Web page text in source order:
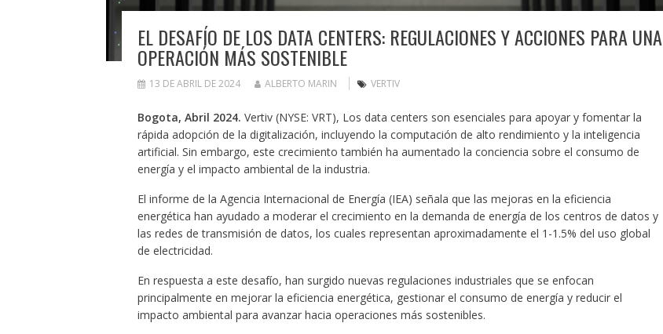
EL DESAFÍO DE LOS DATA CENTERS: REGULACIONES Y ACCIONES PARA UNA
OPERACIÓN MÁS SOSTENIBLE
13 DE ABRIL DE 2024 ALBERTO MARIN VERTIV
Bogota, Abril 2024. Vertiv (NYSE: VRT), Los data centers son esenciales para apoyar y fomentar la
rápida adopción de la digitalización, incluyendo la computación de alto rendimiento y la inteligencia
artificial. Sin embargo, este crecimiento también ha aumentado la conciencia sobre el consumo de
energía y el impacto ambiental de la industria.
El informe de la Agencia Internacional de Energía (IEA) señala que las mejoras en la eficiencia
energética han ayudado a moderar el crecimiento en la demanda de energía de los centros de datos y
las redes de transmisión de datos, los cuales representan aproximadamente el 1-1.5% del uso global
de electricidad.
En respuesta a este desafío, han surgido nuevas regulaciones industriales que se enfocan
principalmente en mejorar la eficiencia energética, gestionar el consumo de energía y reducir el
impacto ambiental para avanzar hacia operaciones más sostenibles.